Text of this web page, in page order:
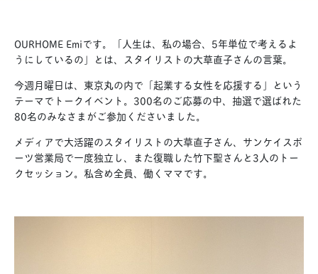
OURHOME Emiです。「人生は、私の場合、5年単位で考えるよ
うにしているの」とは、スタイリストの大草直子さんの言葉。
今週月曜日は、東京丸の内で「起業する女性を応援する」という
テーマでトークイベント。300名のご応募の中、抽選で選ばれた
80名のみなさまがご参加くださいました。
メディアで大活躍のスタイリストの大草直子さん、サンケイスポ
ーツ営業局で一度独立し、また復職した竹下聖さんと3人のトー
クセッション。私含め全員、働くママです。